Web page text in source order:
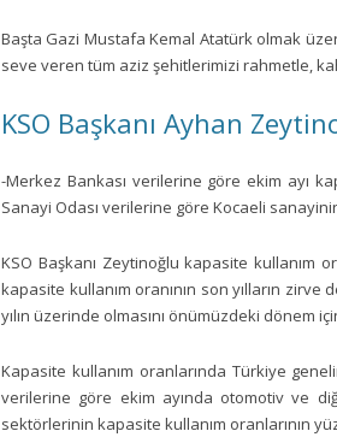
Başta Gazi Mustafa Kemal Atatürk olmak
seve veren tüm aziz şehitlerimizi rahmetle,
KSO Başkanı Ayhan
-Merkez Bankası verilerine göre ekim ayı
Sanayi Odası verilerine göre Kocaeli
KSO Başkanı Zeytinoğlu kapasite kullanım
kapasite kullanım oranının son yılların
yılın üzerinde olmasını önümüzdeki dönem
Kapasite kullanım oranlarında Türkiye
verilerine göre ekim ayında otomotiv ve
sektörlerinin kapasite kullanım oranlarının